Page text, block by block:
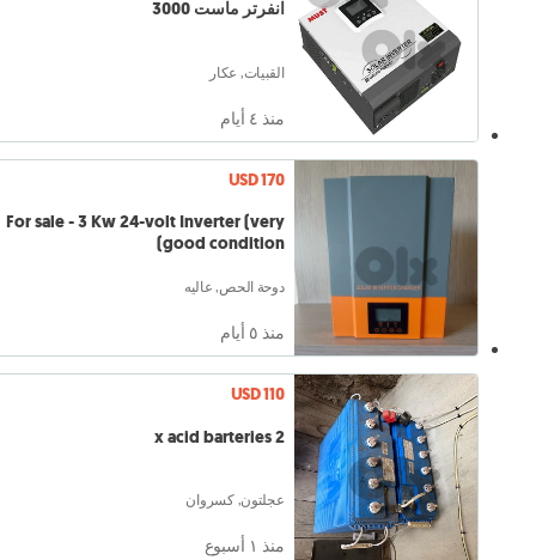
انفرتر ماست 3000
القبيات, عكار
منذ ٤ أيام
USD 170
For sale - 3 Kw 24-volt Inverter (very
good condition)
دوحة الحص, عاليه
منذ ٥ أيام
USD 110
2 x acid barteries
عجلتون, كسروان
منذ ١ أسبوع